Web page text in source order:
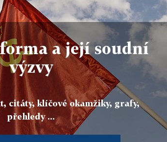
a její soudní
výzvy
citáty, klíčové okamžiky, grafy,
přehledy ...